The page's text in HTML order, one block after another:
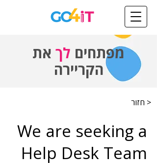
מפתחים לך את
הקריירה
< חזור
We are seeking a
Help Desk Team